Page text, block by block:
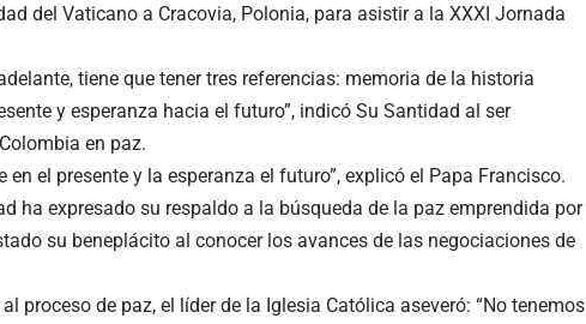
del Vaticano a Cracovia, Polonia, para asistir a la XXXI Jornada
tiene que tener tres referencias: memoria de la historia
y esperanza hacia el futuro”, indicó Su Santidad al ser
en paz.
en el presente y la esperanza el futuro”, explicó el Papa Francisco.
ha expresado su respaldo a la búsqueda de la paz emprendida por
su beneplácito al conocer los avances de las negociaciones de
proceso de paz, el líder de la Iglesia Católica aseveró: “No tenemos